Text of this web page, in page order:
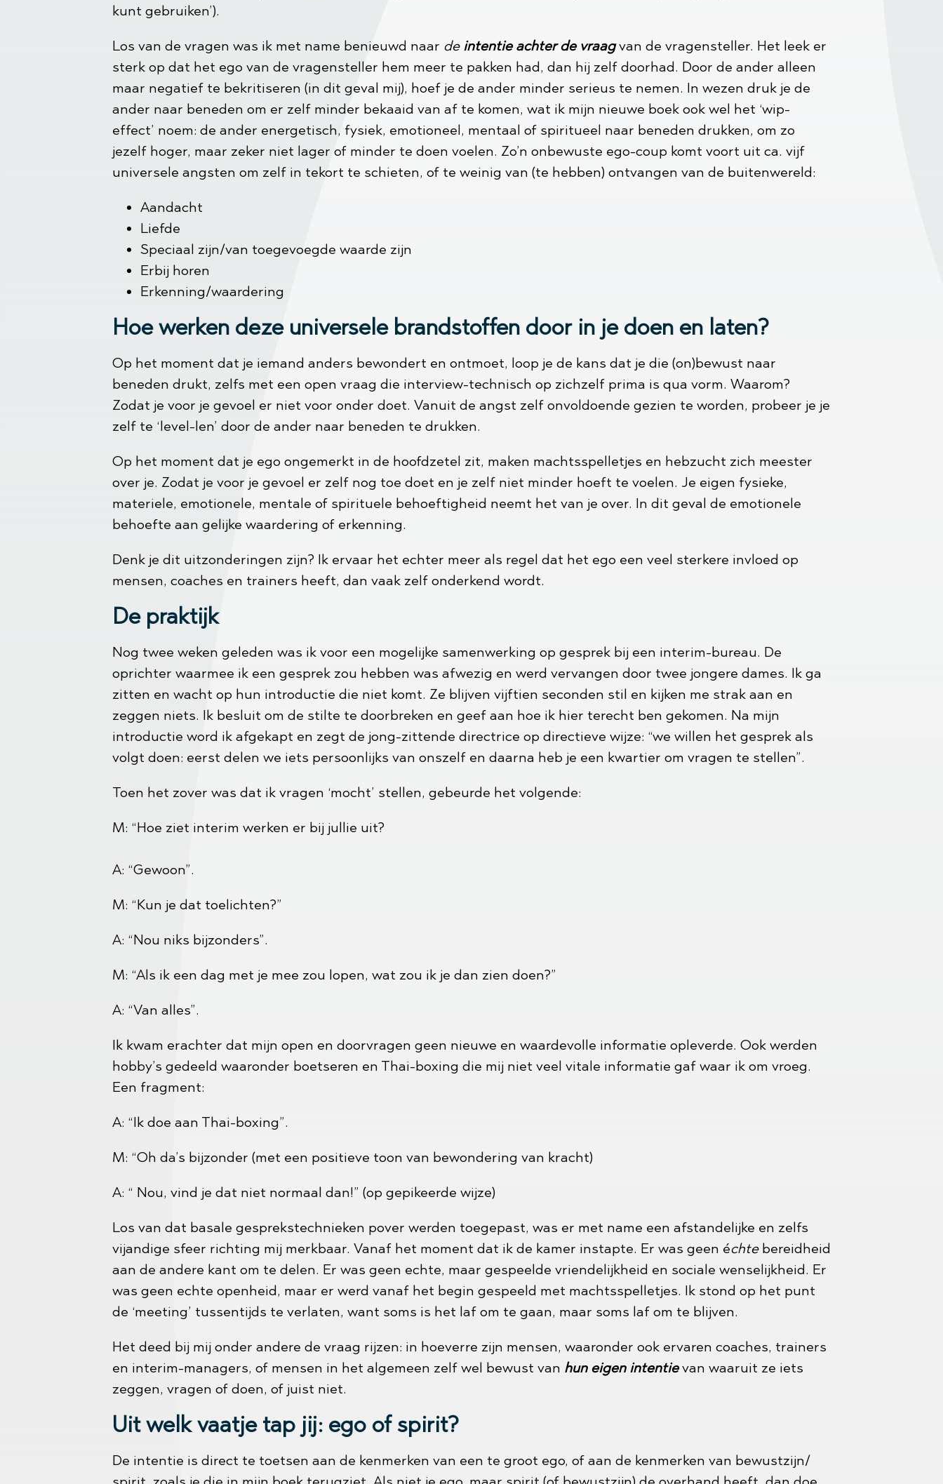
kunt gebruiken’).
Los van de vragen was ik met name benieuwd naar de intentie achter de vraagvan de vragensteller. Het leek er
sterk op dat het ego van de vragensteller hem meer te pakken had, dan hij zelf doorhad. Door de ander alleen
maar negatief te bekritiseren (in dit geval mij), hoef je de ander minder serieus te nemen. In wezen druk je de
ander naar beneden om er zelf minder bekaaid van af te komen, wat ik mijn nieuwe boek ook wel het ‘wip-
effect’ noem: de ander energetisch, fysiek, emotioneel, mentaal of spiritueel naar beneden drukken, om zo
jezelf hoger, maar zeker niet lager of minder te doen voelen. Zo’n onbewuste ego-coup komt voort uit ca. vijf
universele angsten om zelf in tekort te schieten, of te weinig van (te hebben) ontvangen van de buitenwereld:
Aandacht
Liefde
Speciaal zijn/van toegevoegde waarde zijn
Erbij horen
Erkenning/waardering
Hoe werken deze universele brandstoffen door in je doen en laten?
Op het moment dat je iemand anders bewondert en ontmoet, loop je de kans dat je die (on)bewust naar
beneden drukt, zelfs met een open vraag die interview-technisch op zichzelf prima is qua vorm. Waarom?
Zodat je voor je gevoel er niet voor onder doet. Vanuit de angst zelf onvoldoende gezien te worden, probeer je je
zelf te ‘level-len’ door de ander naar beneden te drukken.
Op het moment dat je ego ongemerkt in de hoofdzetel zit, maken machtsspelletjes en hebzucht zich meester
over je. Zodat je voor je gevoel er zelf nog toe doet en je zelf niet minder hoeft te voelen. Je eigen fysieke,
materiele, emotionele, mentale of spirituele behoeftigheid neemt het van je over. In dit geval de emotionele
behoefte aan gelijke waardering of erkenning.
Denk je dit uitzonderingen zijn? Ik ervaar het echter meer als regel dat het ego een veel sterkere invloed op
mensen, coaches en trainers heeft, dan vaak zelf onderkend wordt.
De praktijk
Nog twee weken geleden was ik voor een mogelijke samenwerking op gesprek bij een interim-bureau. De
oprichter waarmee ik een gesprek zou hebben was afwezig en werd vervangen door twee jongere dames. Ik ga
zitten en wacht op hun introductie die niet komt. Ze blijven vijftien seconden stil en kijken me strak aan en
zeggen niets. Ik besluit om de stilte te doorbreken en geef aan hoe ik hier terecht ben gekomen. Na mijn
introductie word ik afgekapt en zegt de jong-zittende directrice op directieve wijze: “we willen het gesprek als
volgt doen: eerst delen we iets persoonlijks van onszelf en daarna heb je een kwartier om vragen te stellen”.
Toen het zover was dat ik vragen ‘mocht’ stellen, gebeurde het volgende:
M: “Hoe ziet interim werken er bij jullie uit?
A: “Gewoon”.
M: “Kun je dat toelichten?”
A: “Nou niks bijzonders”.
M: “Als ik een dag met je mee zou lopen, wat zou ik je dan zien doen?”
A: “Van alles”.
Ik kwam erachter dat mijn open en doorvragen geen nieuwe en waardevolle informatie opleverde. Ook werden
hobby’s gedeeld waaronder boetseren en Thai-boxing die mij niet veel vitale informatie gaf waar ik om vroeg.
Een fragment:
A: “Ik doe aan Thai-boxing”.
M: “Oh da’s bijzonder (met een positieve toon van bewondering van kracht)
A: “ Nou, vind je dat niet normaal dan!” (op gepikeerde wijze)
Los van dat basale gesprekstechnieken pover werden toegepast, was er met name een afstandelijke en zelfs
vijandige sfeer richting mij merkbaar. Vanaf het moment dat ik de kamer instapte. Er was geen échtebereidheid
aan de andere kant om te delen. Er was geen echte, maar gespeelde vriendelijkheid en sociale wenselijkheid. Er
was geen echte openheid, maar er werd vanaf het begin gespeeld met machtsspelletjes. Ik stond op het punt
de ‘meeting’ tussentijds te verlaten, want soms is het laf om te gaan, maar soms laf om te blijven.
Het deed bij mij onder andere de vraag rijzen: in hoeverre zijn mensen, waaronder ook ervaren coaches, trainers
en interim-managers, of mensen in het algemeen zelf wel bewust van hun eigen intentievan waaruit ze iets
zeggen, vragen of doen, of juist niet.
Uit welk vaatje tap jij: ego of spirit?
De intentie is direct te toetsen aan de kenmerken van een te groot ego, of aan de kenmerken van bewustzijn/